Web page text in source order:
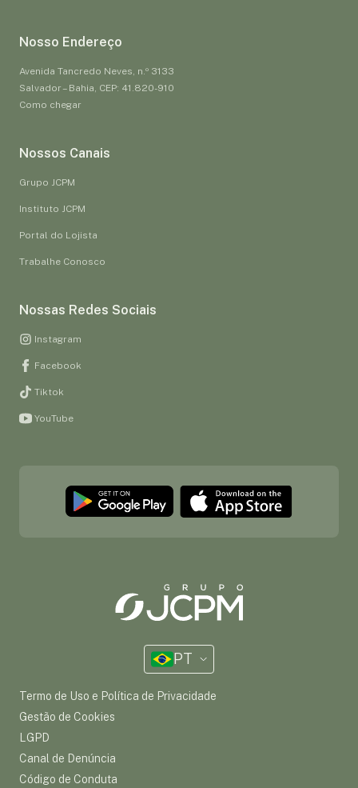
Nosso Endereço
Avenida Tancredo Neves, n.º 3133
Salvador – Bahia, CEP: 41.820-910
Como chegar
Nossos Canais
Grupo JCPM
Instituto JCPM
Portal do Lojista
Trabalhe Conosco
Nossas Redes Sociais
Instagram
Facebook
Tiktok
YouTube
PT
Termo de Uso e Política de Privacidade
Gestão de Cookies
LGPD
Canal de Denúncia
Código de Conduta